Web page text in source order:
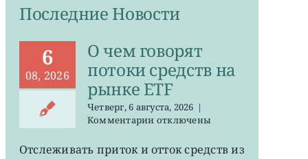
Последние Новости
6
08, 2026
О чем говорят
потоки средств на
рынке ETF
Четверг, 6 августа, 2026 |
Комментариик
О
отключены
Отслеживать приток и отток средств из